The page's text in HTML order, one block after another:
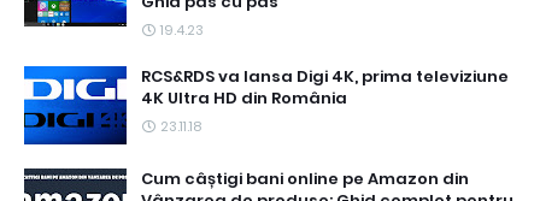
19.4.23
RCS&RDS va lansa Digi 4K, prima televiziune
4K Ultra HD din România
23.11.18
Cum câștigi bani online pe Amazon din